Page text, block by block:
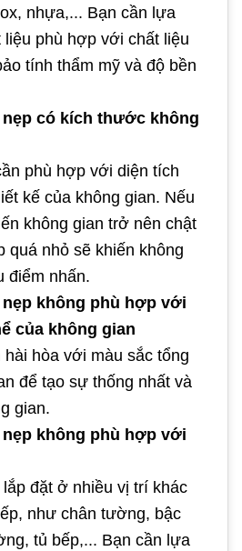
nhựa,... Bạn cần lựa
liệu phù hợp với chất liệu
tính thẩm mỹ và độ bền
có kích thước không
phù hợp với diện tích
kế của không gian. Nếu
không gian trở nên chật
quá nhỏ sẽ khiến không
điểm nhấn.
không phù hợp với
của không gian
hài hòa với màu sắc tổng
để tạo sự thống nhất và
gian.
không phù hợp với
đặt ở nhiều vị trí khác
như chân tường, bậc
tủ bếp,... Bạn cần lựa